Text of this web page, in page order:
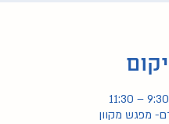
מפגש מקוון